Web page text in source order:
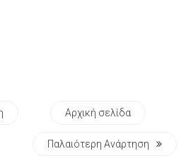
Αρχική σελίδα
Παλαιότερη Ανάρτηση